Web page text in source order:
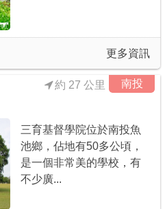
更多資訊
南投
約 27 公里
三育基督學院位於南投魚
池鄉，佔地有50多公頃，
是一個非常美的學校，有
不少廣...